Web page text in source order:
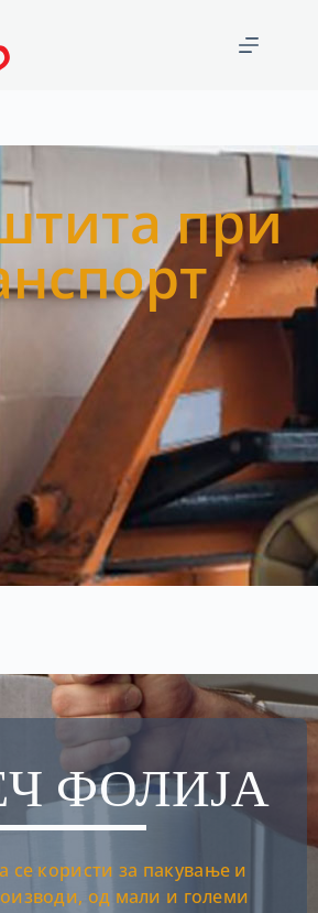
при
ФОЛИЈА
се користи за пакување и
од мали и големи